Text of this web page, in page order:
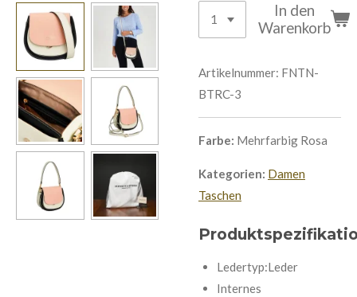
In den
Warenkorb
Artikelnummer: FNTN-
BTRC-3
Farbe: Mehrfarbig Rosa
Kategorien: Damen
Taschen
Ledertyp:Leder
Internes